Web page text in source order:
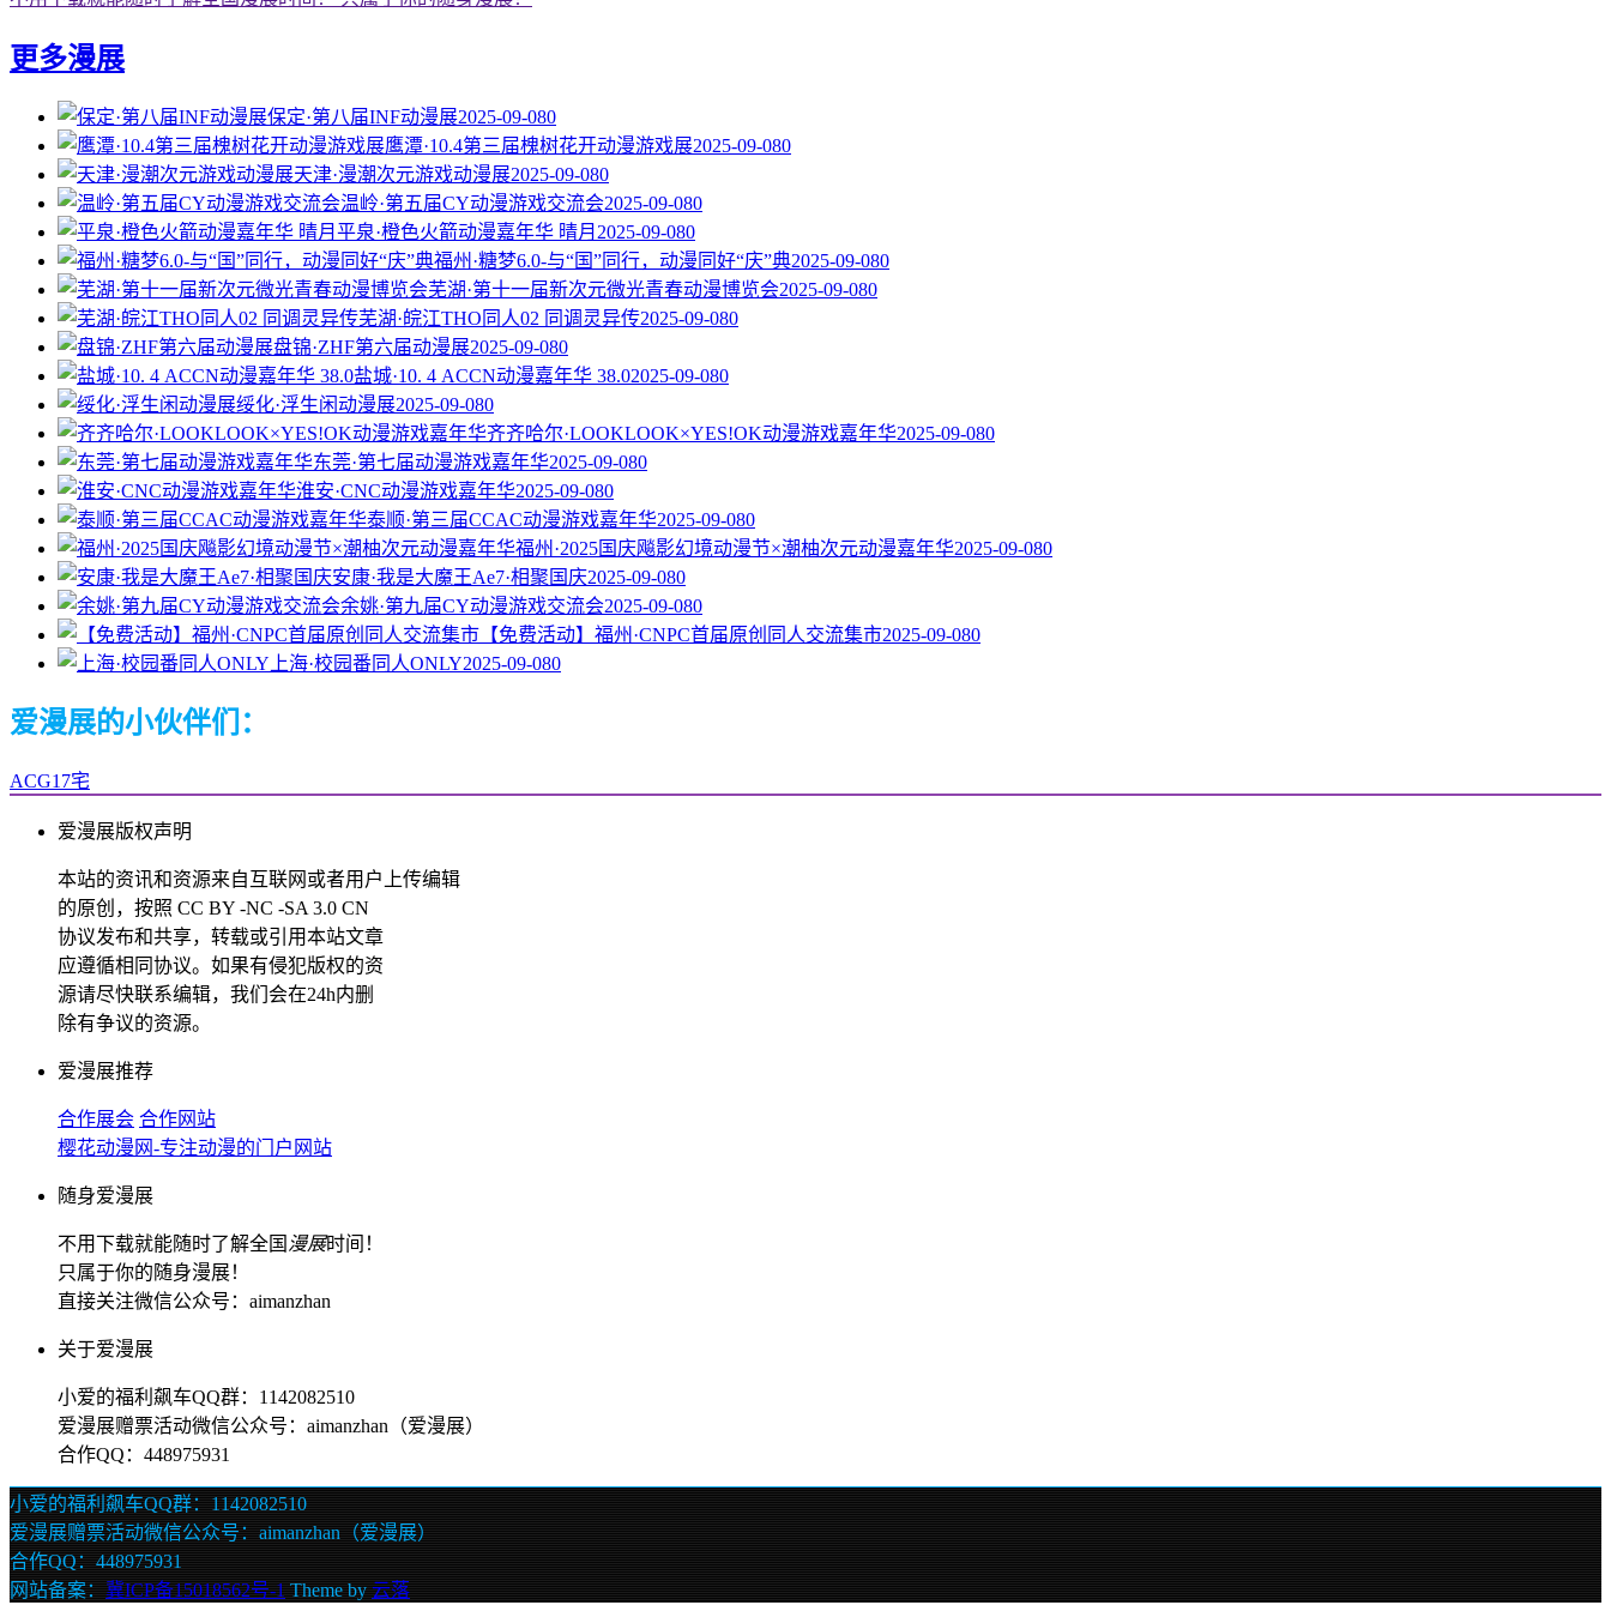
更多漫展
保定·第八届INF动漫展2025-09-080
鹰潭·10.4第三届槐树花开动漫游戏展2025-09-080
天津·漫潮次元游戏动漫展2025-09-080
温岭·第五届CY动漫游戏交流会2025-09-080
平泉·橙色火箭动漫嘉年华 晴月 2025-09-080
福州·糖梦6.0-与“国”同行，动漫同好“庆”典2025-09-080
芜湖·第十一届新次元微光青春动漫博览会2025-09-080
芜湖·皖江THO同人02 同调灵异传2025-09-080
盘锦·ZHF第六届动漫展2025-09-080
盐城·10. 4 ACCN动漫嘉年华 38.02025-09-080
绥化·浮生闲动漫展2025-09-080
齐齐哈尔·LOOKLOOK×YES!OK动漫游戏嘉年华2025-09-080
东莞·第七届动漫游戏嘉年华2025-09-080
淮安·CNC动漫游戏嘉年华2025-09-080
泰顺·第三届CCAC动漫游戏嘉年华2025-09-080
福州·2025国庆飚影幻境动漫节×潮柚次元动漫嘉年华2025-09-080
安康·我是大魔王Ae7·相聚国庆2025-09-080
余姚·第九届CY动漫游戏交流会2025-09-080
【免费活动】福州·CNPC首届原创同人交流集市2025-09-080
上海·校园番同人ONLY2025-09-080
爱漫展的小伙伴们：
ACG17宅
爱漫展版权声明
本站的资讯和资源来自互联网或者用户上传编辑
的原创，按照 CC BY -NC -SA 3.0 CN
协议发布和共享，转载或引用本站文章
应遵循相同协议。如果有侵犯版权的资
源请尽快联系编辑，我们会在24h内删
除有争议的资源。
爱漫展推荐
合作展会 合作网站
樱花动漫网-专注动漫的门户网站
随身爱漫展
不用下载就能随时了解全国 漫展时间！
只属于你的随身漫展！
直接关注微信公众号：aimanzhan
关于爱漫展
小爱的福利飙车QQ群：1142082510
爱漫展赠票活动微信公众号：aimanzhan（爱漫展）
合作QQ：448975931
小爱的福利飙车QQ群：1142082510
爱漫展赠票活动微信公众号：aimanzhan（爱漫展）
合作QQ：448975931
网站备案： 冀ICP备15018562号-1 Theme by 云落